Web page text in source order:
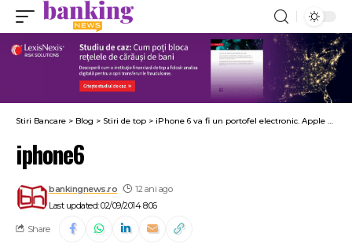
Stiri Bancare > Blog > Stiri de top > iPhone 6 va fi un portofel electronic. Apple a semnat acorduri cu banci, Visa si MasterCard
iphone6
Last updated: 02/09/2014 8:06
bankingnews.ro 12 ani ago
Share